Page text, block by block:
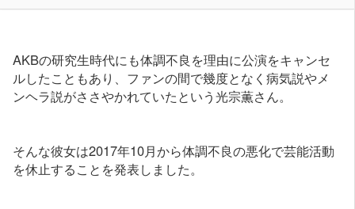
AKBの研究生時代にも体調不良を理由に公演をキャンセ
ルしたこともあり、ファンの間で幾度となく病気説やメ
ンヘラ説がささやかれていたという光宗薫さん。
そんな彼女は2017年10月から体調不良の悪化で芸能活動
を休止することを発表しました。